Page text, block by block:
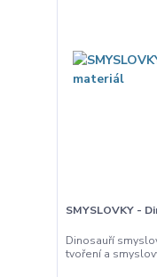
SMYSLOVKY -
Dinosauří
tvoření a